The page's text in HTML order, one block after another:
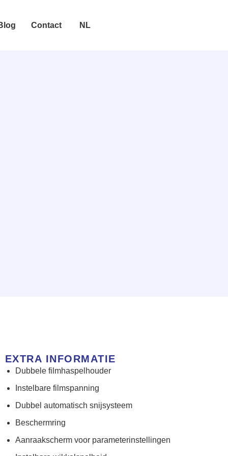
Contact NL
EXTRA INFORMATIE
Dubbele filmhaspelhouder
Instelbare filmspanning
Dubbel automatisch snijsysteem
Beschermring
Aanraakscherm voor parameterinstellingen